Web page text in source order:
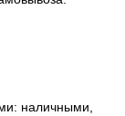
наличными,